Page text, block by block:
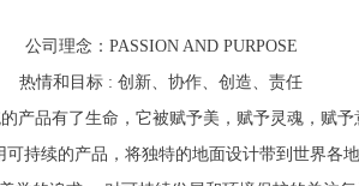
公司理念：PASSION AND PURPOSE
热情和目标 : 创新、协作、创造、责任
产品有了生命，它被赋予美，赋予灵魂，赋予
持续的产品，将独特的地面设计带到世界各